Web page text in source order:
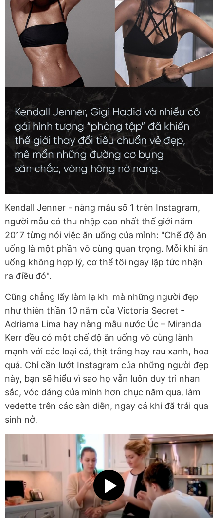
Kendall Jenner - nàng mẫu số 1 trên Instagram,
người mẫu có thu nhập cao nhất thế giới năm
2017 từng nói việc ăn uống của mình: "Chế độ ăn
uống là một phần vô cùng quan trọng. Mỗi khi ăn
uống không hợp lý, cơ thể tôi ngay lập tức nhận
ra điều đó".
Cũng chẳng lấy làm lạ khi mà những người đẹp
như thiên thần 10 năm của Victoria Secret -
Adriama Lima hay nàng mẫu nước Úc – Miranda
Kerr đều có một chế độ ăn uống vô cùng lành
mạnh với các loại cá, thịt trắng hay rau xanh, hoa
quả. Chỉ cần lướt Instagram của những người đẹp
này, bạn sẽ hiểu vì sao họ vẫn luôn duy trì nhan
sắc, vóc dáng của mình hơn chục năm qua, làm
vedette trên các sàn diễn, ngay cả khi đã trải qua
sinh nở.